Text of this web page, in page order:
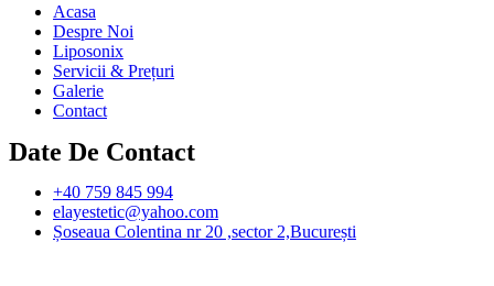
Acasa
Despre Noi
Liposonix
Servicii & Prețuri
Galerie
Contact
Date De Contact
+40 759 845 994
elayestetic@yahoo.com
Șoseaua Colentina nr 20 ,sector 2,București